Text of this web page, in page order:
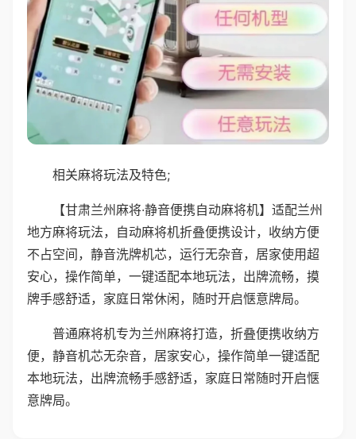
相关麻将玩法及特色;
【甘肃兰州麻将·静音便携自动麻将机】适配兰州
地方麻将玩法，自动麻将机折叠便携设计，收纳方便
不占空间，静音洗牌机芯，运行无杂音，居家使用超
安心，操作简单，一键适配本地玩法，出牌流畅，摸
牌手感舒适，家庭日常休闲，随时开启惬意牌局。
普通麻将机专为兰州麻将打造，折叠便携收纳方
便，静音机芯无杂音，居家安心，操作简单一键适配
本地玩法，出牌流畅手感舒适，家庭日常随时开启惬
意牌局。